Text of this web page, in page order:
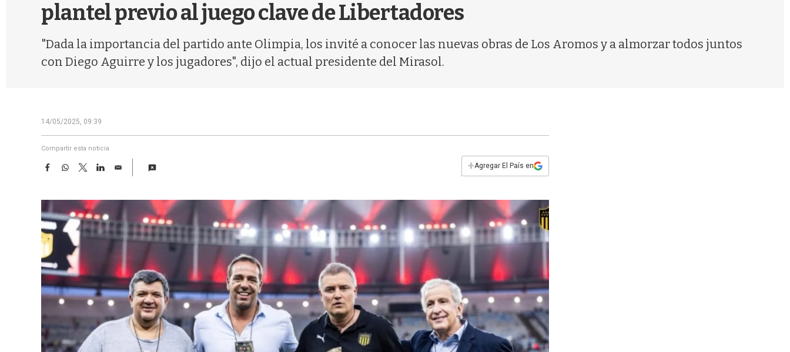
plantel previo al juego clave de Libertadores
"Dada la importancia del partido ante Olimpia, los invité a conocer las nuevas obras de Los Aromos y a almorzar todos juntos
con Diego Aguirre y los jugadores", dijo el actual presidente del Mirasol.
14/05/2025, 09:39
Compartir esta noticia
F
e
b
o
o
k
W
t
s
A
p
p
T
w
t
t
e
r
L
k
e
d
I
E
i
+Agregar El País en